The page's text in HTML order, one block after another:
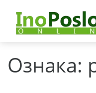
Ознака: